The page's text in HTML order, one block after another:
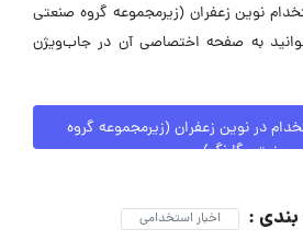
نوین زعفران (زیرمجموعه گروه صنعتی
به صفحه اختصاصی آن در جاب‌ویژن
در نوین زعفران (زیرمجموعه گروه
صنعتی گلرنگ)
: اخبار استخدامی